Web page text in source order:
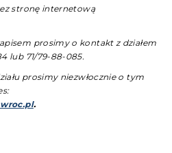
stronę internetową
prosimy o kontakt z działem
lub 71/79-88-085.
prosimy niezwłocznie o tym
.